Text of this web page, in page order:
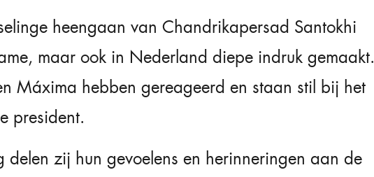
heengaan van Chandrikapersad Santokhi
maar ook in Nederland diepe indruk gemaakt.
Máxima hebben gereageerd en staan stil bij het
president.
delen zij hun gevoelens en herinneringen aan de